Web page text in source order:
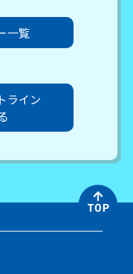
一覧
ライン